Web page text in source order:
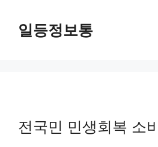
일등정보통
전국민 민생회복 소